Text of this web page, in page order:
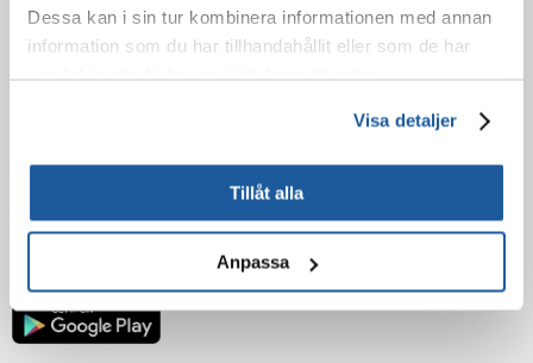
Dessa kan i sin tur kombinera informationen med annan
information som du har tillhandahållit eller som de har
Visa detaljer
Tillåt alla
Anpassa
BESTÄLLNING
LÄR KÄNNA OSS